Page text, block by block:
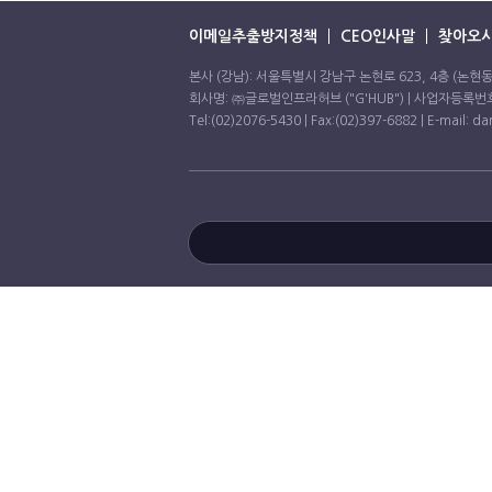
이메일추출방지정책 CEO인사말 찾아오
본사 (강남): 서울특별시 강남구 논현로 623, 4층 (논현
회사명: ㈜글로벌인프라허브 ("G'HUB") | 사업자등록
Tel:(02)2076-5430 | Fax:(02)397-6882 | E-mail: